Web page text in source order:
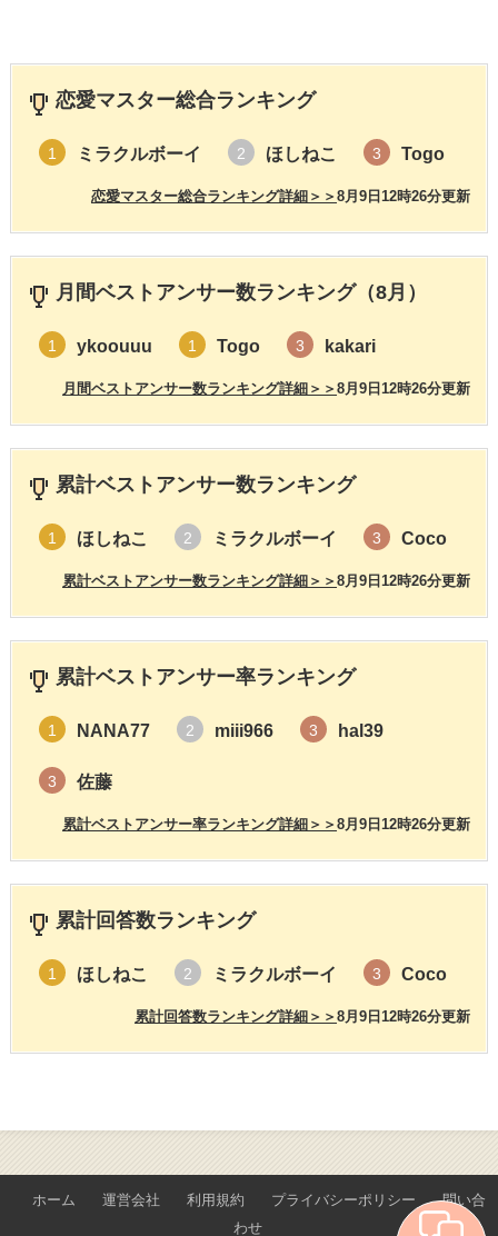
恋愛マスター総合ランキング
1 ミラクルボーイ 2 ほしねこ 3 Togo
8月9日12時26分更新
恋愛マスター総合ランキング詳細＞＞
月間ベストアンサー数ランキング（8月）
1 ykoouuu 1 Togo 3 kakari
8月9日12時26分更新
月間ベストアンサー数ランキング詳細＞＞
累計ベストアンサー数ランキング
1 ほしねこ 2 ミラクルボーイ 3 Coco
8月9日12時26分更新
累計ベストアンサー数ランキング詳細＞＞
累計ベストアンサー率ランキング
1 NANA77 2 miii966 3 hal39
3 佐藤
8月9日12時26分更新
累計ベストアンサー率ランキング詳細＞＞
累計回答数ランキング
1 ほしねこ 2 ミラクルボーイ 3 Coco
8月9日12時26分更新
累計回答数ランキング詳細＞＞
ホーム 運営会社 利用規約 プライバシーポリシー
問い合
わせ